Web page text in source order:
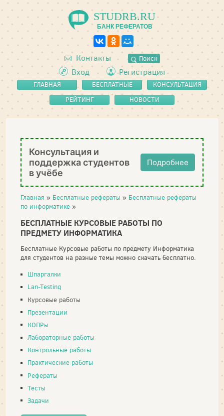
STUDRB.RU
БАНК РЕФЕРАТОВ
Контакты Поиск
Вход Регистрация
ГЛАВНАЯ
БЕСПЛАТНЫЕ
РЕФЕРАТЫ
КОНСУЛЬТАЦИЯ
РЕЙТИНГ
НОВОСТИ
Консультация и
поддержка студентов
в учёбе
Подробнее
Главная » Бесплатные рефераты » Бесплатные рефераты
по информатике »
БЕСПЛАТНЫЕ КУРСОВЫЕ РАБОТЫ ПО
ПРЕДМЕТУ ИНФОРМАТИКА
Бесплатные Курсовые работы по предмету Информатика
для студентов на разные темы можно скачать бесплатно.
Шпаргалки
Lan-Testing
Курсовые работы
Презентации
КОПРы
Лабораторные работы
Контрольные работы
Практические работы
Рефераты
Тесты
Задачи